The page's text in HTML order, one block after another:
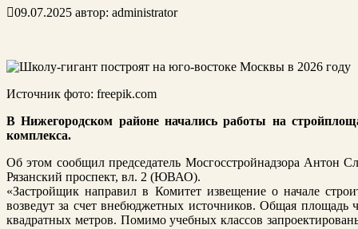
09.07.2025 автор: administrator
Источник фото: freepik.com
В Нижегородском районе начались работы на
комплекса.
Об этом сообщил председатель Мосгосстройнадзора Антон
Рязанский проспект, вл. 2 (ЮВАО).
«Застройщик направил в Комитет извещение о начале
возведут за счет внебюджетных источников. Общая площадь
квадратных метров. Помимо учебных классов